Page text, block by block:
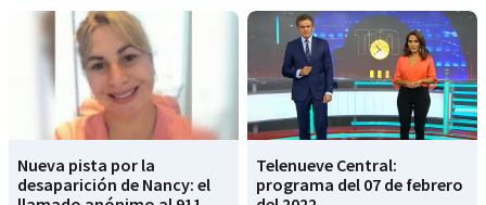
Nueva pista por la
desaparición de Nancy: el
Telenueve Central:
programa del 07 de febrero